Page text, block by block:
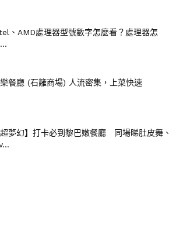
、AMD處理器型號數字怎麼看？處理器怎
餐廳 (石籬商場) 人流密集，上菜快速
超夢幻】打卡必到黎巴嫩餐廳 同場睇肚皮舞、